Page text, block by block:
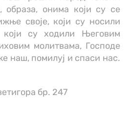
образа, онима који су се
своје, који су носили
су ходили Његовим
молитвама, Господе
наш, помилуј и спаси нас.
бр. 247